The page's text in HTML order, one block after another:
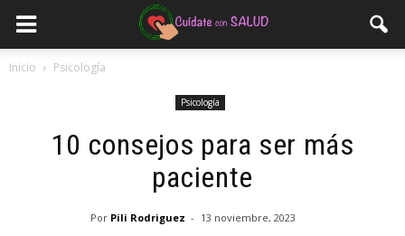
Inicio Psicología
Psicología
10 consejos para ser más
paciente
Por Pili Rodriguez - 13 noviembre, 2023